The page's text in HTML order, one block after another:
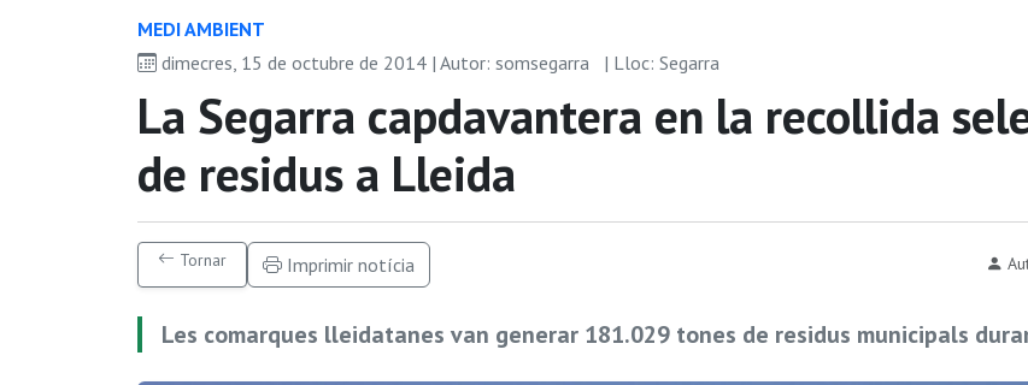
MEDI AMBIENT
dimecres, 15 de octubre de 2014 | Autor: somsegarra
| Lloc: Segarra
La Segarra capdavantera en la recollida
de residus a Lleida
Tornar Imprimir notícia
Les comarques lleidatanes van generar 181.029 tones de residus municipals